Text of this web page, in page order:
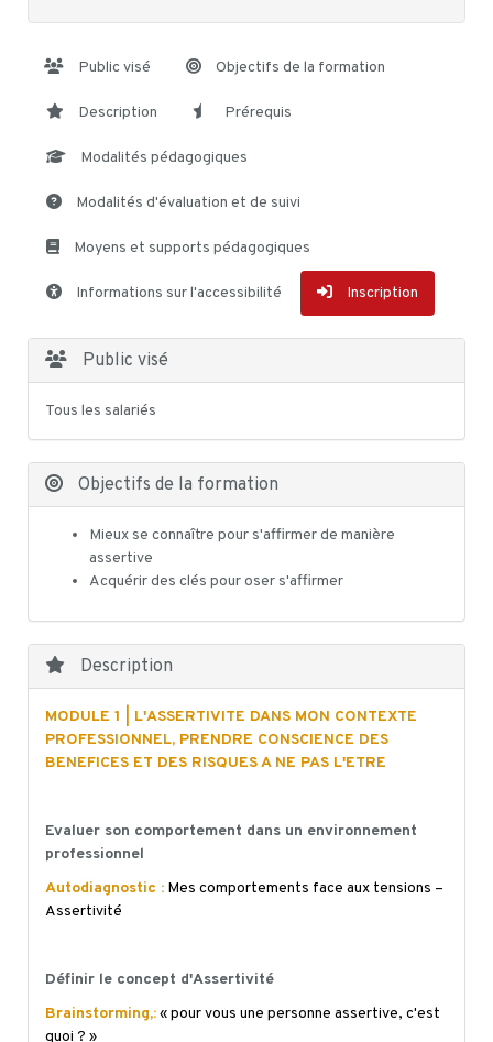
Public visé Objectifs de la formation
Description Prérequis
Modalités pédagogiques
Modalités d'évaluation et de suivi
Moyens et supports pédagogiques
Informations sur l'accessibilité Inscription
Public visé
Tous les salariés
Objectifs de la formation
Mieux se connaître pour s'affirmer de manière
assertive
Acquérir des clés pour oser s'affirmer
Description
MODULE 1 | L'ASSERTIVITE DANS MON CONTEXTE
PROFESSIONNEL, PRENDRE CONSCIENCE DES
BENEFICES ET DES RISQUES A NE PAS L'ETRE
Evaluer son comportement dans un environnement
professionnel
Autodiagnostic : Mes comportements face aux tensions –
Assertivité
Définir le concept d'Assertivité
Brainstorming,:« pour vous une personne assertive, c'est
quoi ? »